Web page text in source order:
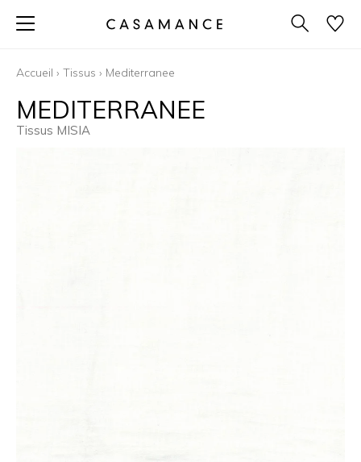
Accueil › Tissus › Mediterranee
MEDITERRANEE
Tissus MISIA